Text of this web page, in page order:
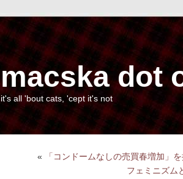
macska dot
it's all 'bout cats, 'cept it's not
«
「コンドームなしの売買春増加」
フェミニズム